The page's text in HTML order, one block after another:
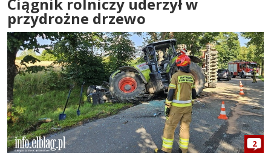
Ciągnik rolniczy uderzył w
przydrożne drzewo
2